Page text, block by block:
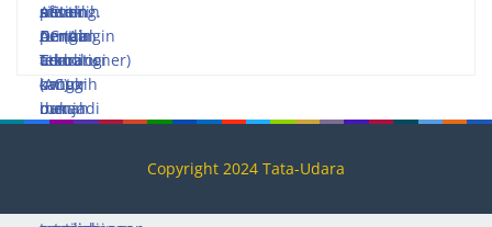
Copyright 2024 Tata-Udara